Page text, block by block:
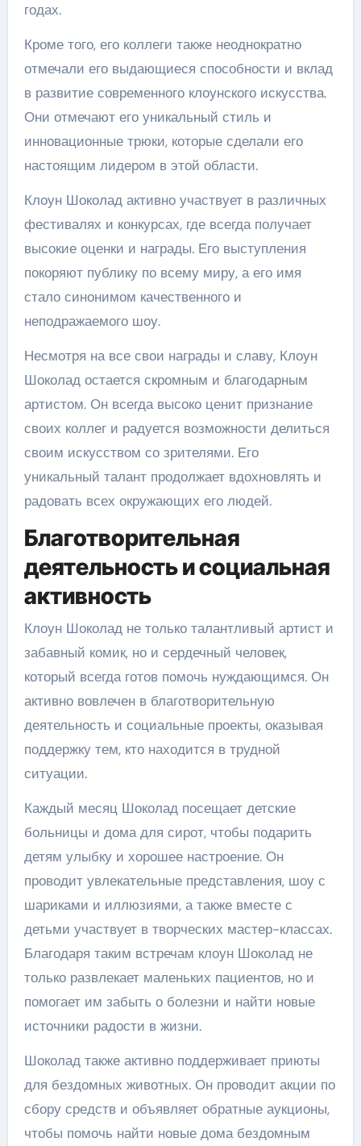
годах.
Кроме того, его коллеги также неоднократно
отмечали его выдающиеся способности и вклад
в развитие современного клоунского искусства.
Они отмечают его уникальный стиль и
инновационные трюки, которые сделали его
настоящим лидером в этой области.
Клоун Шоколад активно участвует в различных
фестивалях и конкурсах, где всегда получает
высокие оценки и награды. Его выступления
покоряют публику по всему миру, а его имя
стало синонимом качественного и
неподражаемого шоу.
Несмотря на все свои награды и славу, Клоун
Шоколад остается скромным и благодарным
артистом. Он всегда высоко ценит признание
своих коллег и радуется возможности делиться
своим искусством со зрителями. Его
уникальный талант продолжает вдохновлять и
радовать всех окружающих его людей.
Благотворительная
деятельность и социальная
активность
Клоун Шоколад не только талантливый артист и
забавный комик, но и сердечный человек,
который всегда готов помочь нуждающимся. Он
активно вовлечен в благотворительную
деятельность и социальные проекты, оказывая
поддержку тем, кто находится в трудной
ситуации.
Каждый месяц Шоколад посещает детские
больницы и дома для сирот, чтобы подарить
детям улыбку и хорошее настроение. Он
проводит увлекательные представления, шоу с
шариками и иллюзиями, а также вместе с
детьми участвует в творческих мастер-классах.
Благодаря таким встречам клоун Шоколад не
только развлекает маленьких пациентов, но и
помогает им забыть о болезни и найти новые
источники радости в жизни.
Шоколад также активно поддерживает приюты
для бездомных животных. Он проводит акции по
сбору средств и объявляет обратные аукционы,
чтобы помочь найти новые дома бездомным